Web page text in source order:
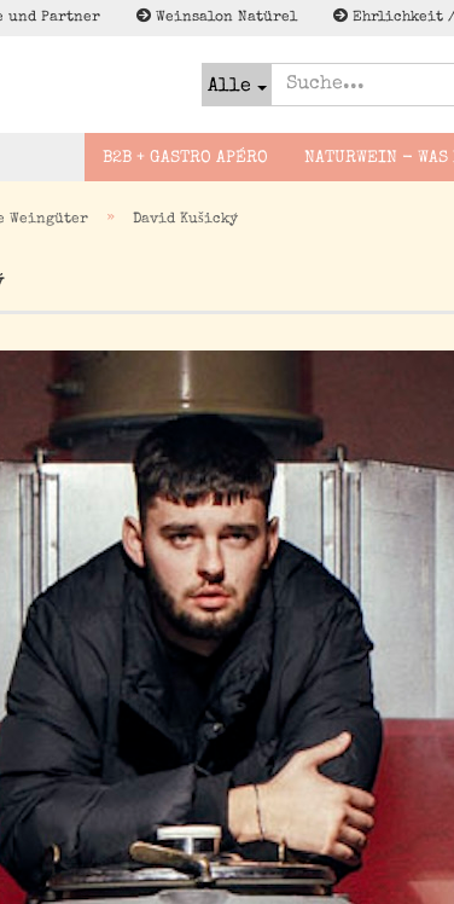
und Partner Weinsalon Natürel Ehrlichkeit /
Alle
im Sinne
-
gut!
co
Lektüre zu Naturwein
B2B + GASTRO APÉRO NATURWEIN - WAS
Weingüter » David Kušický